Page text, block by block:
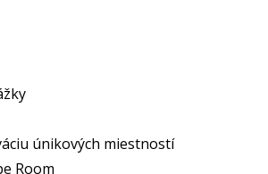
únikových miestností
Room